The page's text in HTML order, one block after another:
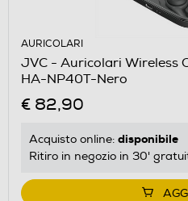
AURICOLARI
JVC - Auricolari Wireless
HA-NP40T-Nero
€ 82,90
Acquisto online: disponibile
Ritiro in negozio in 30'